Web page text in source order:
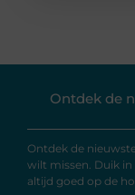
Ontdek de
Ontdek de
wilt missen. Duik
altijd goed op de